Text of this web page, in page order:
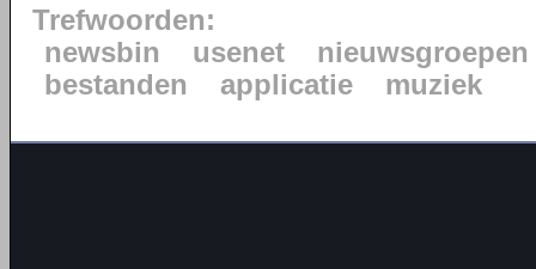
Trefwoorden:
newsbin
usenet
nieuwsgroepen
bestanden
applicatie muziek